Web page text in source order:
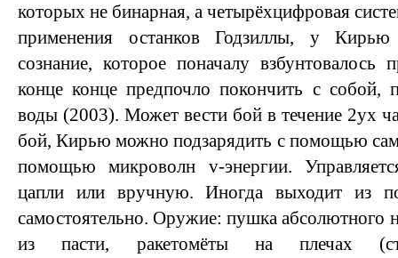
которых не бинарная, а четырёхцифровая
применения останков Годзиллы, у Кирью
сознание, которое поначалу
конце конце предпочло покончить с собой,
воды (2003). Может вести бой в течение 2ух
бой, Кирью можно подзарядить с помощью
помощью микроволн v-энергии.
цапли или вручную. Иногда выходит из
самостоятельно. Оружие: пушка абсолютного
из пасти, ракетомёты на плечах